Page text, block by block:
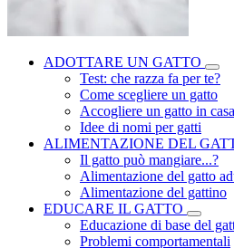
ADOTTARE UN GATTO
Test: che razza fa per te?
Come scegliere un gatto
Accogliere un gatto in
Idee di nomi per gatti
ALIMENTAZIONE DEL
Il gatto può mangiare...?
Alimentazione del gatto
Alimentazione del gattino
EDUCARE IL GATTO
Educazione di base del
Problemi comportamentali